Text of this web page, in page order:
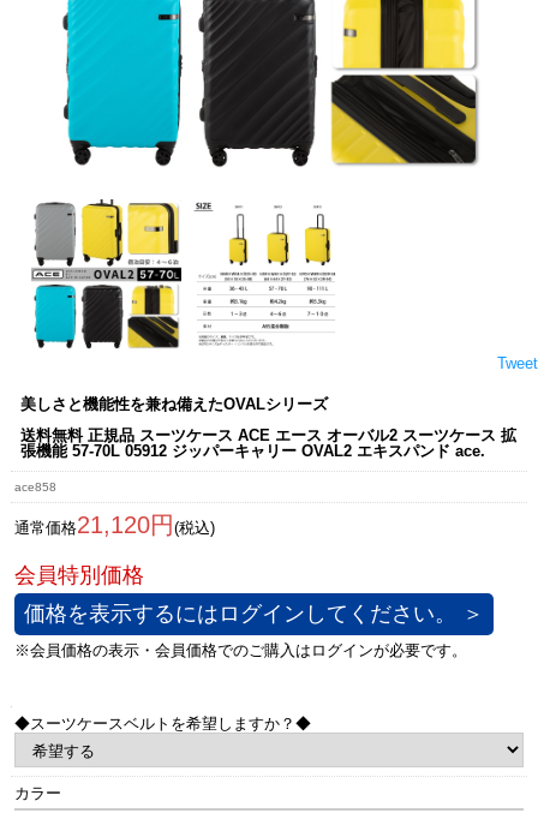
Tweet
美しさと機能性を兼ね備えたOVALシリーズ
送料無料 正規品 スーツケース ACE エース オーバル2 スーツケース 拡
張機能 57-70L 05912 ジッパーキャリー OVAL2 エキスパンド ace.
ace858
通常価格21,120円 (税込)
価格を表示するにはログインしてください。 ＞
◆スーツケースベルトを希望しますか？◆
カラー